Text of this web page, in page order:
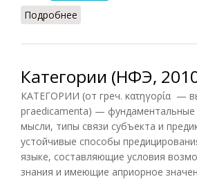
Подробнее
Категории (НФЭ,
КАТЕГОРИИ (от греч. κατηγορία —
ргаеdicamenta) —
мысли, типы связи субъекта и
устойчивые способы
языке, составляющие условия
знания и имеющие априорное